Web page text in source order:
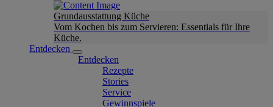
Grundausstattung Küche
Vom Kochen bis zum Servieren: Essentials für Ihre
Küche.
Entdecken
Entdecken
Rezepte
Stories
Service
Gewinnspiele